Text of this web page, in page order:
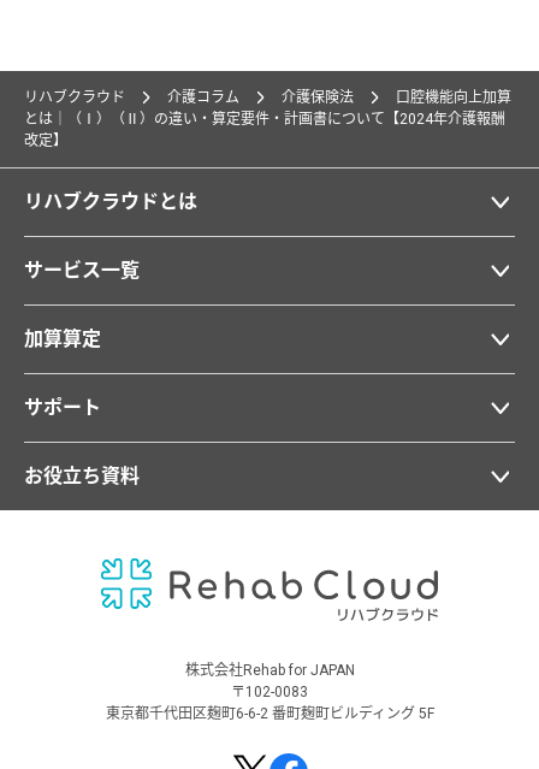
リハブクラウド 介護コラム 介護保険法
口腔機能向上加算
とは｜（Ⅰ）（Ⅱ）の違い・算定要件・計画書について【2024年介護報酬
改定】
リハブクラウドとは
サービス一覧
加算算定
サポート
お役立ち資料
株式会社Rehab for JAPAN
〒102-0083
東京都千代田区麹町6-6-2 番町麹町ビルディング 5F